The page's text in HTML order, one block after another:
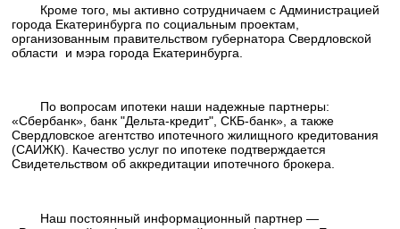
Кроме того, мы активно сотрудничаем с Администрацией
города Екатеринбурга по социальным проектам,
организованным правительством губернатора Свердловской
области и мэра города Екатеринбурга.
По вопросам ипотеки наши надежные партнеры:
«Сбербанк», банк "Дельта-кредит", СКБ-банк», а также
Свердловское агентство ипотечного жилищного кредитования
(САИЖК). Качество услуг по ипотеке подтверждается
Свидетельством об аккредитации ипотечного брокера.
Наш постоянный информационный партнер —